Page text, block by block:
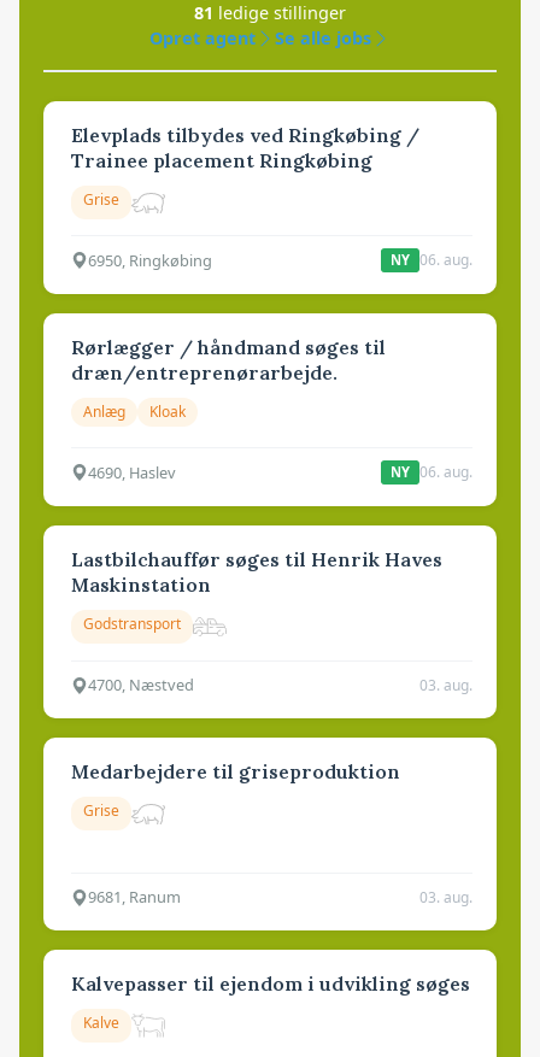
81 ledige stillinger
Opret agent
Se alle jobs
Elevplads tilbydes ved Ringkøbing /
Trainee placement Ringkøbing
Grise
6950, Ringkøbing NY 06. aug.
Rørlægger / håndmand søges til
dræn/entreprenørarbejde.
Anlæg Kloak
4690, Haslev NY 06. aug.
Lastbilchauffør søges til Henrik Haves
Maskinstation
Godstransport
4700, Næstved 03. aug.
Medarbejdere til griseproduktion
Grise
9681, Ranum 03. aug.
Kalvepasser til ejendom i udvikling søges
Kalve